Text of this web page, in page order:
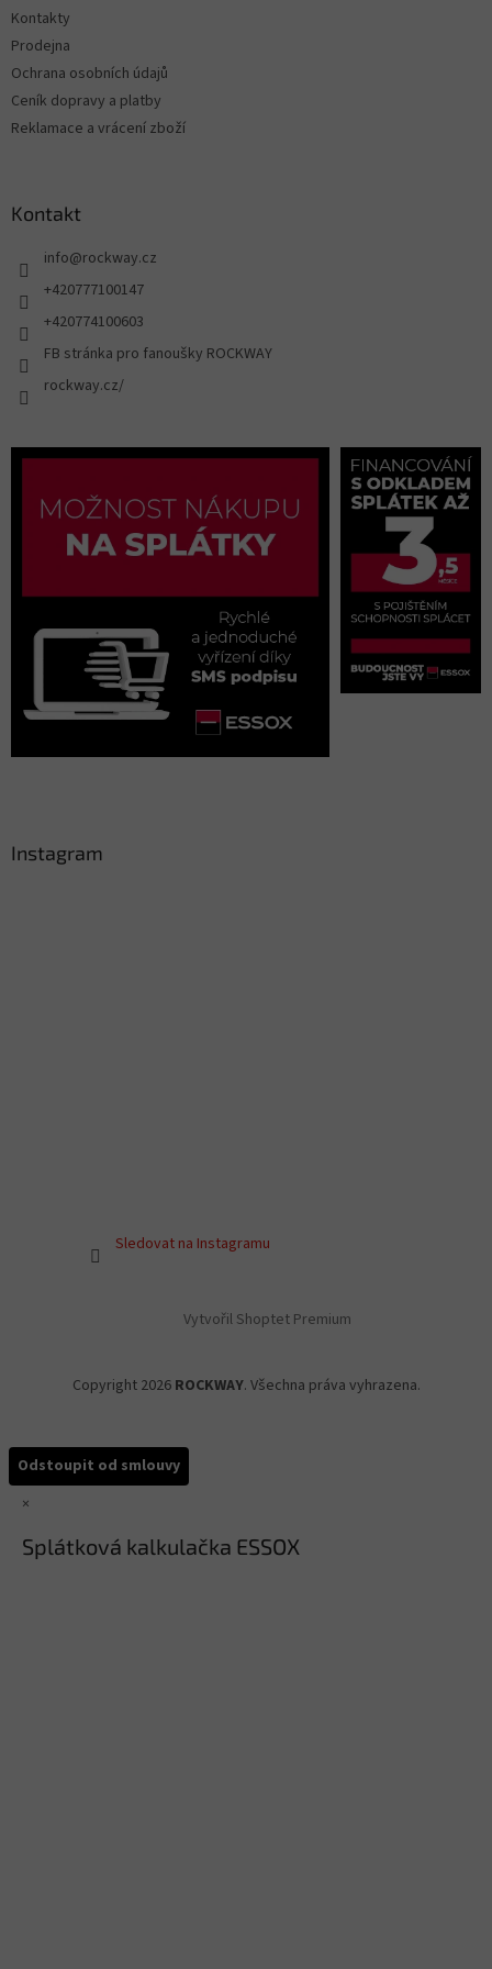
Kontakty
Prodejna
Ochrana osobních údajů
Ceník dopravy a platby
Reklamace a vrácení zboží
Kontakt
info@rockway.cz
+420777100147
+420774100603
FB stránka pro fanoušky ROCKWAY
rockway.cz/
Instagram
Sledovat na Instagramu
Vytvořil Shoptet Premium
Copyright 2026 ROCKWAY. Všechna práva vyhrazena.
Odstoupit od smlouvy
×
Splátková kalkulačka ESSOX